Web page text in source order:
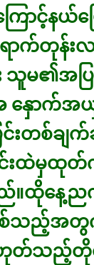
ာင့်နယ်ပြ
ရောက်တု
မ၏အပြု
နှောက်အ
တစ်ချက်
င်းထဲမှထု
။ထိုနေ့ည
ြစ်သည့်အ
တ်သည့်တို